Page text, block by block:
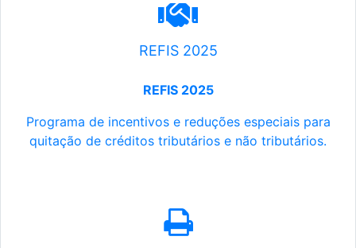
REFIS 2025
REFIS 2025
Programa de incentivos e reduções especiais para
quitação de créditos tributários e não tributários.